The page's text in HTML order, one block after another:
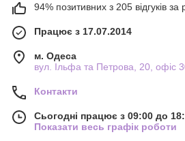
94% позитивних з 205 відгуків за
Працює з 17.07.2014
м. Одеса
вул. Ільфа та Петрова, 20, офіс
Контакти
Сьогодні працює з 09:00 до
Показати весь графік роботи